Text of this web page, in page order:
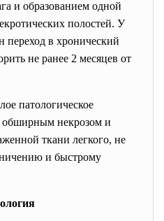
и образованием одной
полостей. У
переход в хронический
не ранее 2 месяцев от
патологическое
обширным некрозом и
ткани легкого, не
и быстрому